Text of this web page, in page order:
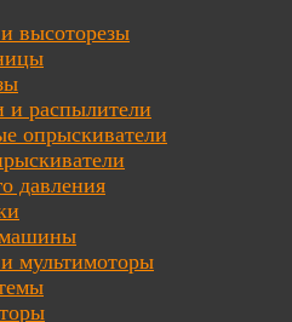
высоторезы
и распылители
опрыскиватели
давления
мультимоторы